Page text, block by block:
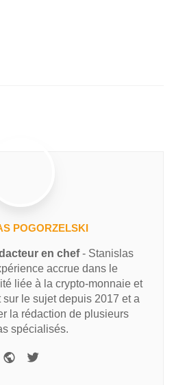
POGORZELSKI
en chef- Stanislas
accrue dans le
liée à la crypto-monnaie et
sur le sujet depuis 2017 et a
la rédaction de plusieurs
spécialisés.